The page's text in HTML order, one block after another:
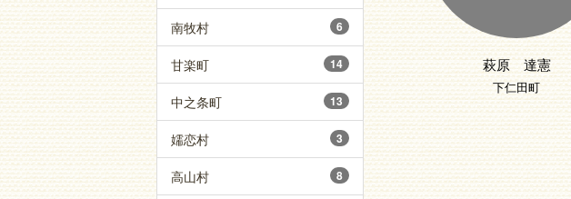
萩原 達憲
下仁田町
南牧村 6
甘楽町 14
中之条町 13
嬬恋村 3
高山村 8